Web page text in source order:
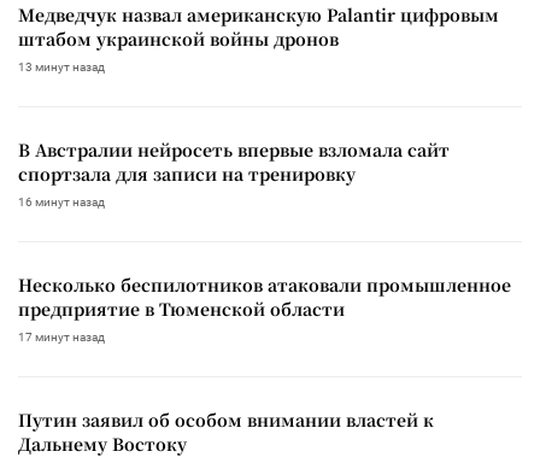
Медведчук назвал американскую Palantir цифровым
штабом украинской войны дронов
13 минут назад
В Австралии нейросеть впервые взломала сайт
спортзала для записи на тренировку
16 минут назад
Несколько беспилотников атаковали промышленное
предприятие в Тюменской области
17 минут назад
Путин заявил об особом внимании властей к
Дальнему Востоку